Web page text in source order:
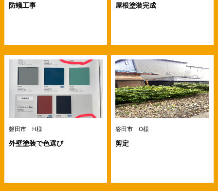
防蟻工事 屋根塗装完成
磐田市 H様
外壁塗装で色選び
磐田市 O様
剪定